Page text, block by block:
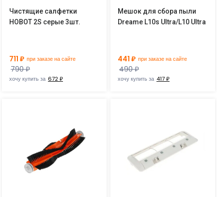
Чистящие салфетки
HOBOT 2S серые 3шт.
711 ₽ при заказе на сайте
790 ₽
хочу купить за 672 ₽
Мешок для сбора пыли
Dreame L10s Ultra/L10 Ultra
441 ₽ при заказе на сайте
490 ₽
хочу купить за 417 ₽